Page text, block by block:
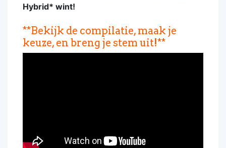
Hybrid* wint!
**Bekijk de compilatie, maak je
keuze, en breng je stem uit!**